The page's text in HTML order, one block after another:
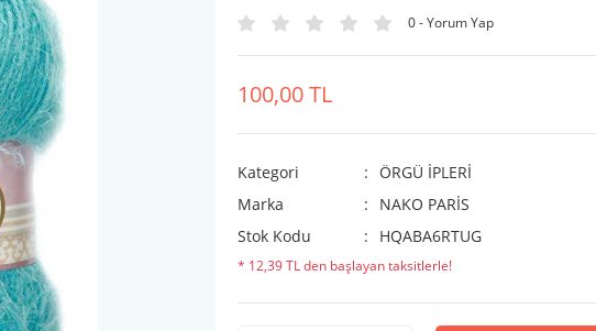
0 - Yorum Yap
100,00 TL
Kategori
ÖRGÜ İPLERİ
Marka
NAKO PARİS
Stok Kodu
HQABA6RTUG
* 12,39 TL den başlayan taksitlerle!